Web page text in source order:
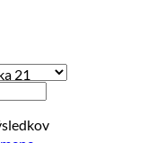
21
Zoradené